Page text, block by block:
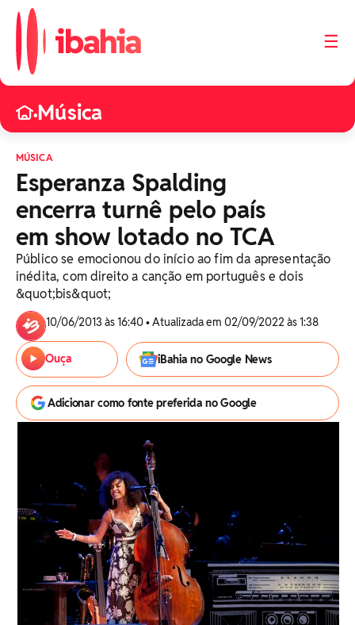
☰
•Música
MÚSICA
Esperanza Spalding
encerra turnê pelo país
em show lotado no TCA
Público se emocionou do início ao fim da apresentação
inédita, com direito a canção em português e dois
&quot;bis&quot;
10/06/2013 às 16:40 • Atualizada em 02/09/2022 às 1:38
Ouça iBahia no Google News
Adicionar como fonte preferida no Google